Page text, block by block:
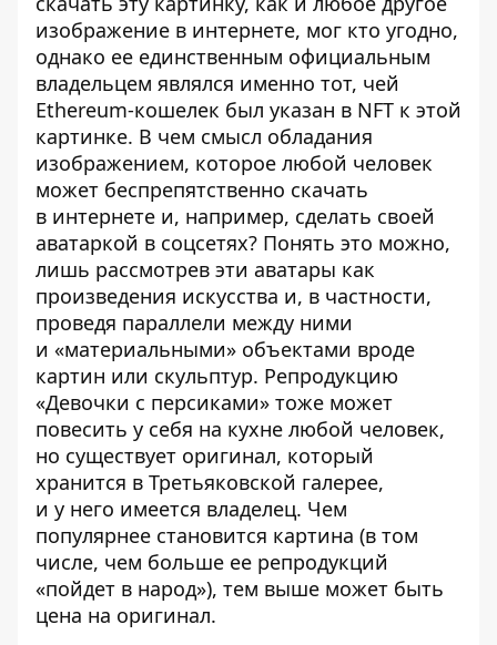
изображение в интернете, мог кто угодно,
однако ее единственным официальным
владельцем являлся именно тот, чей
Ethereum-кошелек был указан в NFT к этой
картинке. В чем смысл обладания
изображением, которое любой человек
может беспрепятственно скачать
в интернете и, например, сделать своей
аватаркой в соцсетях? Понять это можно,
лишь рассмотрев эти аватары как
произведения искусства и, в частности,
проведя параллели между ними
и «материальными» объектами вроде
картин или скульптур. Репродукцию
«Девочки с персиками» тоже может
повесить у себя на кухне любой человек,
но существует оригинал, который
хранится в Третьяковской галерее,
и у него имеется владелец. Чем
популярнее становится картина (в том
числе, чем больше ее репродукций
«пойдет в народ»), тем выше может быть
цена на оригинал.